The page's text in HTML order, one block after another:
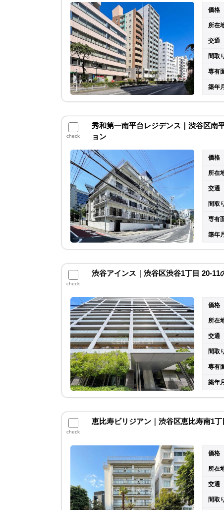
価格
所在
交通
間取
専有
築年
check
秀和第一南平台レジデンス｜渋谷区南
ョン
価格
所在
交通
間取
専有
築年月
check
渋谷アインス｜渋谷区渋谷1丁目 20-11
価格
所在
交通
間取
専有
築年月
check
恵比寿ビリジアン｜渋谷区恵比寿南1
価格
所在
交通
間取